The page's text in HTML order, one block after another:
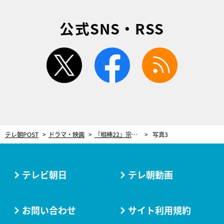
公式SNS・RSS
twitter facebook
テレ朝POST ドラマ・映画 『相棒22』宗教団体と公安をめぐる闇…ラスト15分、右京＆薫がたどり着く衝撃の真実！ 写真3
テレビ朝日 テレ朝動画
お問い合わせ サイト利用規約